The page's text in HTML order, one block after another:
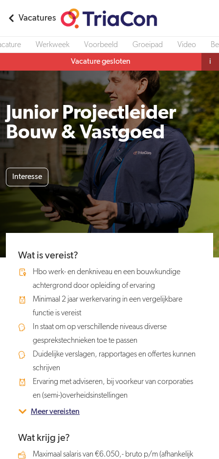
Vacatures
Werkweek Voorbeeld Groeipad Video
Vacature gesloten i
Junior Projectleider
Bouw & Vastgoed
Interesse
Wat is vereist?
Hbo werk- en denkniveau en een bouwkundige
achtergrond door opleiding of ervaring
Minimaal 2 jaar werkervaring in een vergelijkbare
functie is vereist
In staat om op verschillende niveaus diverse
gesprekstechnieken toe te passen
Duidelijke verslagen, rapportages en offertes kunnen
schrijven
Ervaring met adviseren, bij voorkeur van corporaties
en (semi-)overheidsinstellingen
Meer vereisten
Wat krijg je?
Maximaal salaris van €6.050,- bruto p/m (afhankelijk